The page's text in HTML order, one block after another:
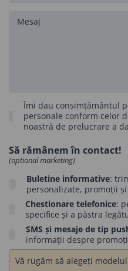
Îmi dau consimțământul
personale conform celor
noastră de prelucrare a
Să rămânem în contact!
(optional marketing)
Buletine informative:
personalizate, promoții
Chestionare telefonice:
specifice și a păstra
SMS și mesaje de tip
informații despre
Vă rugăm să alegeți